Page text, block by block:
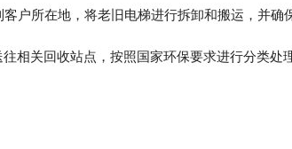
户所在地，将老旧电梯进行拆卸和搬运，并确
相关回收站点，按照国家环保要求进行分类处